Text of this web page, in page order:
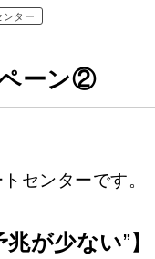
ター
ーン②
センターです。
兆が少ない”】